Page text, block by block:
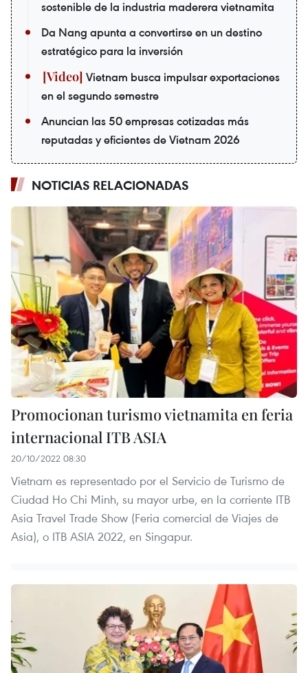
sostenible de la industria maderera vietnamita
Da Nang apunta a convertirse en un destino
estratégico para la inversión
Vietnam busca impulsar exportaciones
en el segundo semestre
Anuncian las 50 empresas cotizadas más
reputadas y eficientes de Vietnam 2026
NOTICIAS RELACIONADAS
Promocionan turismo vietnamita en feria
internacional ITB ASIA
20/10/2022 08:30
Vietnam es representado por el Servicio de Turismo de
Ciudad Ho Chi Minh, su mayor urbe, en la corriente ITB
Asia Travel Trade Show (Feria comercial de Viajes de
Asia), o ITB ASIA 2022, en Singapur.